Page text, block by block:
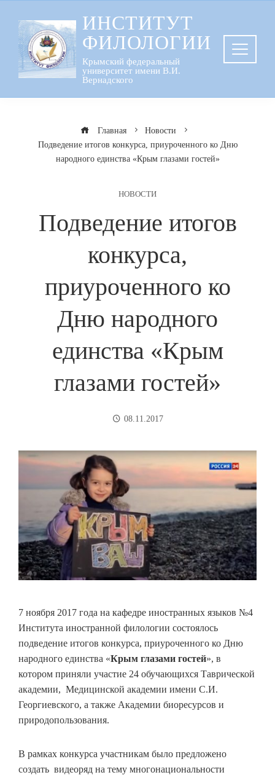
содержанию
ИНСТИТУТ
ФИЛОЛОГИИ
Крымский федеральный
университет имени В.И.
Вернадского
Главная
Новости
Подведение итогов конкурса, приуроченного ко Дню
народного единства «Крым глазами гостей»
НОВОСТИ
Подведение итогов
конкурса,
приуроченного ко
Дню народного
единства «Крым
глазами гостей»
08.11.2017
7 ноября 2017 года на кафедре иностранных языков №4
Института иностранной филологии состоялось
подведение итогов конкурса, приуроченного ко Дню
народного единства «Крым глазами гостей», в
котором приняли участие 24 обучающихся Таврической
академии, Медицинской академии имени С.И.
Георгиевского, а также Академии биоресурсов и
природопользования.
В рамках конкурса участникам было предложено
создать видеоряд на тему многонациональности